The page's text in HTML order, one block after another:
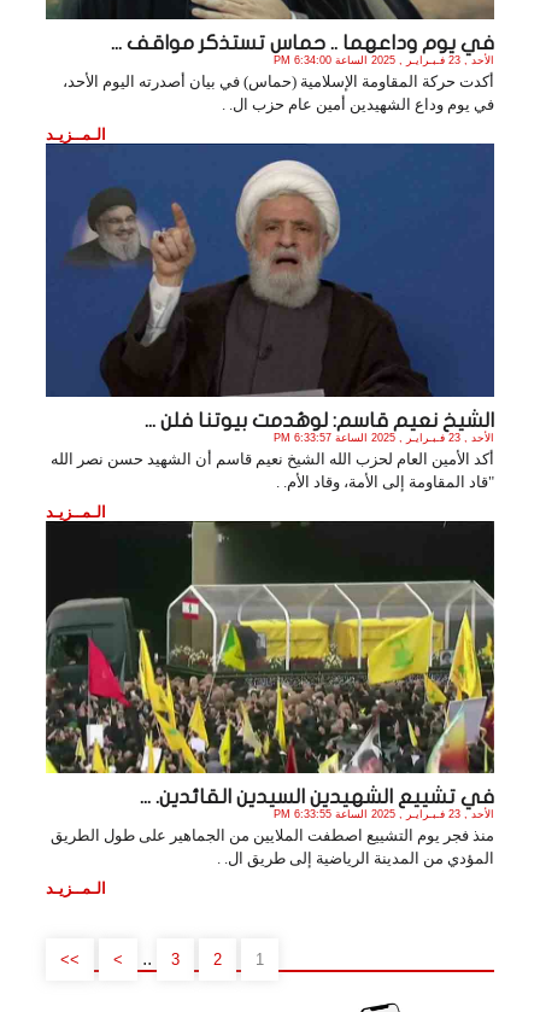
في يوم وداعهما .. حماس تستذكر مواقف ...
الأحد , 23 فـبـرايـر , 2025 الساعة 6:34:00 PM
أكدت حركة المقاومة الإسلامية (حماس) في بيان أصدرته اليوم الأحد،
في يوم وداع الشهيدين أمين عام حزب ال. .
الـمــزيـد
الشيخ نعيم قاسم: لوهُدمت بيوتنا فلن ...
الأحد , 23 فـبـرايـر , 2025 الساعة 6:33:57 PM
أكد الأمين العام لحزب الله الشيخ نعيم قاسم أن الشهيد حسن نصر الله
"قاد المقاومة إلى الأمة، وقاد الأم. .
الـمــزيـد
في تشييع الشهيدين السيدين القائدين. ...
الأحد , 23 فـبـرايـر , 2025 الساعة 6:33:55 PM
منذ فجر يوم التشييع اصطفت الملايين من الجماهير على طول الطريق
المؤدي من المدينة الرياضية إلى طريق ال. .
الـمــزيـد
1
2
3
..
>
>>